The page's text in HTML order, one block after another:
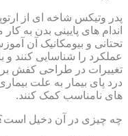
پدر وتیکس شاخه ای از
اندام های پایینی بدن به
تحتانی و بیومکانیک آن
عملکرد را شناسایی
تغییرات در طراحی کفش
درد پای بیمار به علت
های نامناسب کمک کنند.
چه چیزی در آن دخیل